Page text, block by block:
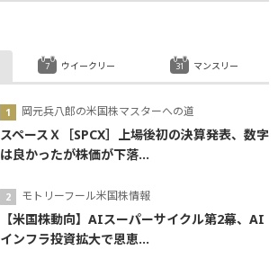
岡元兵八郎の米国株マスターへの道
スペースＸ［SPCX］上場後初の決算発表、数字
は良かったが株価が下落...
モトリーフール米国株情報
【米国株動向】AIスーパーサイクル第2幕、AI
インフラ投資拡大で恩恵...
ウイークリー マンスリー